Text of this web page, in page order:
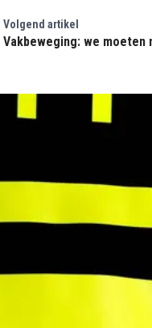
Volgend artikel
Vakbeweging: we moeten